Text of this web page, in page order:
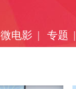
微电影 | 专题 |